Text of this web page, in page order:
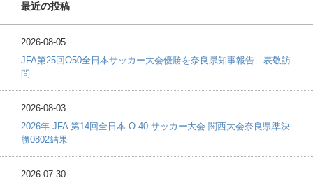
最近の投稿
2026-08-05
JFA第25回O50全日本サッカー大会優勝を奈良県知事報告 表敬訪
問
2026-08-03
2026年 JFA 第14回全日本 O-40 サッカー大会 関西大会奈良県準決
勝0802結果
2026-07-30